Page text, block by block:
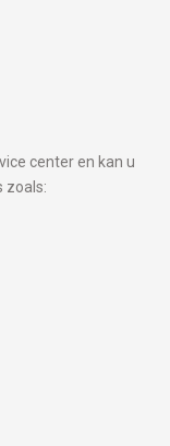
center en kan u
zoals: